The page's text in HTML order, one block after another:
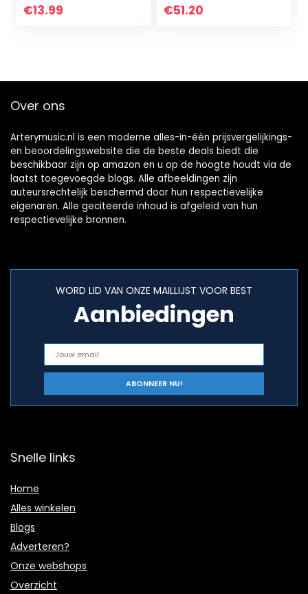
muziekinstrument
€13.99 €51.20
Over ons
Arterymusic.nl is een moderne alles-in-één prijsvergelijkings-
en beoordelingswebsite die de beste deals biedt die
beschikbaar zijn op amazon en u op de hoogte houdt via de
laatst toegevoegde blogs. Alle afbeeldingen zijn
auteursrechtelijk beschermd door hun respectievelijke
eigenaren. Alle geciteerde inhoud is afgeleid van hun
respectievelijke bronnen.
WORD LID VAN ONZE MAILLIJST VOOR BEST
Aanbiedingen
Snelle links
Home
Alles winkelen
Blogs
Adverteren?
Onze webshops
Overzicht